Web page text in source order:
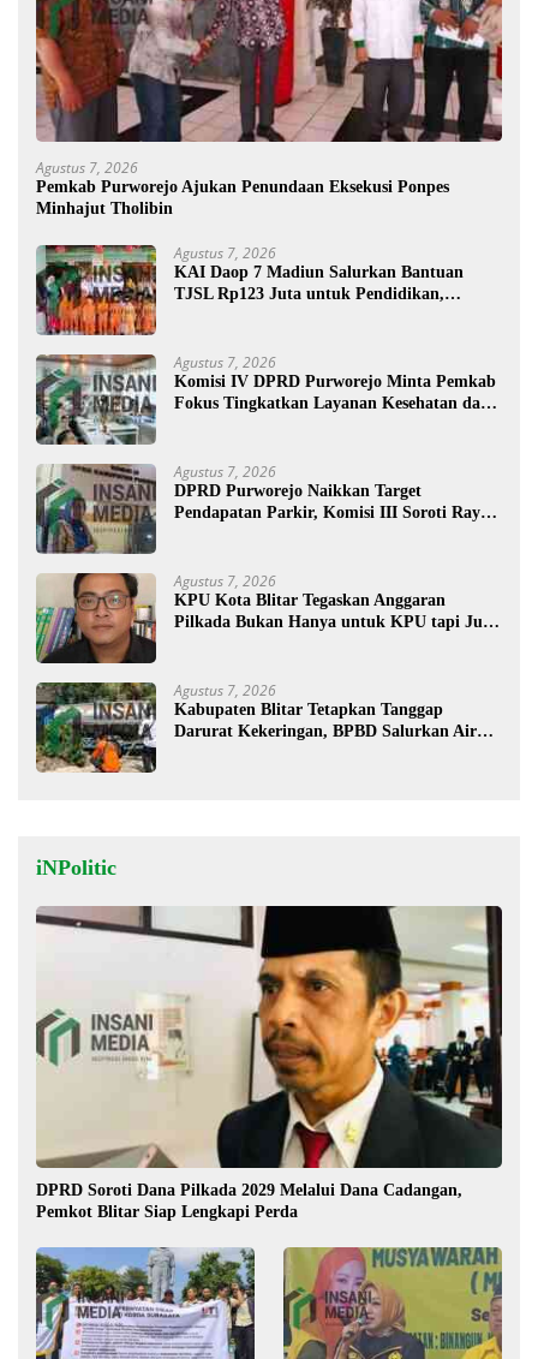
Agustus 7, 2026
Pemkab Purworejo Ajukan Penundaan Eksekusi Ponpes
Minhajut Tholibin
Agustus 7, 2026
KAI Daop 7 Madiun Salurkan Bantuan
TJSL Rp123 Juta untuk Pendidikan,
Agustus 7, 2026
Komisi IV DPRD Purworejo Minta Pemkab
Fokus Tingkatkan Layanan Kesehatan dan
Agustus 7, 2026
DPRD Purworejo Naikkan Target
Pendapatan Parkir, Komisi III Soroti Rayon
Agustus 7, 2026
KPU Kota Blitar Tegaskan Anggaran
Pilkada Bukan Hanya untuk KPU tapi Juga
Agustus 7, 2026
Kabupaten Blitar Tetapkan Tanggap
Darurat Kekeringan, BPBD Salurkan Air
iNPolitic
DPRD Soroti Dana Pilkada 2029 Melalui Dana Cadangan,
Pemkot Blitar Siap Lengkapi Perda